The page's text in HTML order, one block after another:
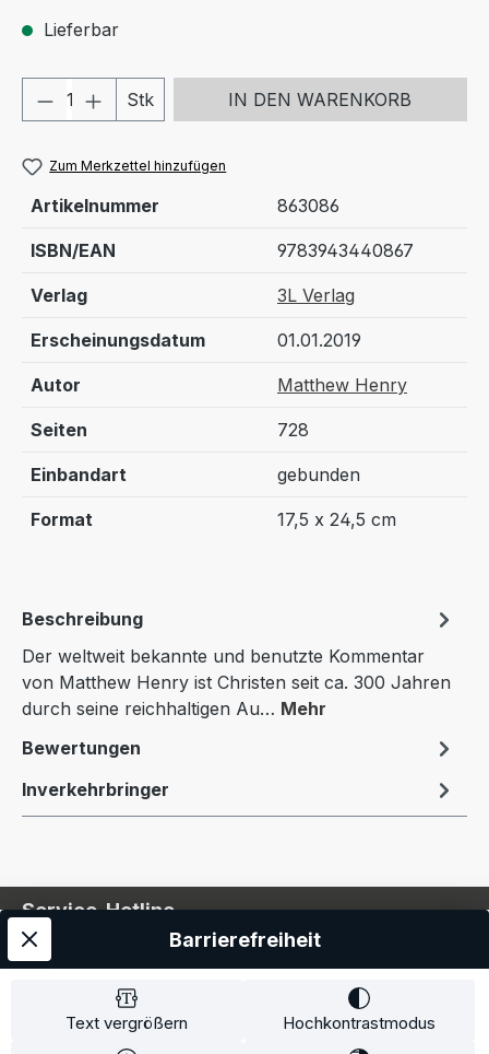
Lieferbar
Produkt Anzahl: Gib den
Stk IN DEN WARENKORB
Zum Merkzettel hinzufügen
Artikelnummer 863086
ISBN/EAN 9783943440867
Verlag 3L Verlag
Erscheinungsdatum 01.01.2019
Autor Matthew Henry
Seiten 728
Einbandart gebunden
Format 17,5 x 24,5 cm
Beschreibung
Der weltweit bekannte und benutzte Kommentar
von Matthew Henry ist Christen seit ca. 300 Jahren
durch seine reichhaltigen Au… Mehr
Bewertungen
Inverkehrbringer
Service-Hotline
Service
Information
Text vergrößern Hochkontrastmodus
Barrierefreiheit